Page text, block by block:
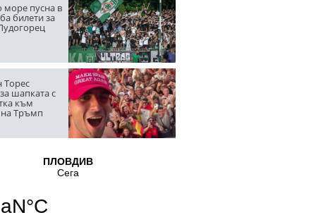
море пусна в
билети за
Торес
шапката с
към
Тръмп